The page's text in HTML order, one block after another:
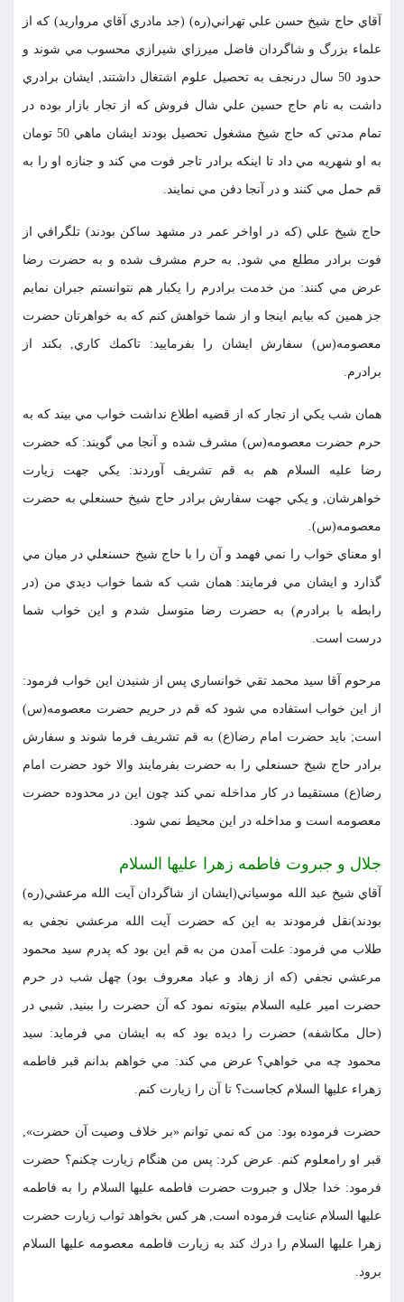
آقاي حاج شيخ حسن علي تهراني(ره) (جد مادري آقاي مرواريد) كه از
علماء بزرگ و شاگردان فاضل ميرزاي شيرازي محسوب مي شوند و
حدود 50 سال درنجف به تحصيل علوم اشتغال داشتند, ايشان برادري
داشت به نام حاج حسين علي شال فروش كه از تجار بازار بوده در
تمام مدتي كه حاج شيخ مشغول تحصيل بودند ايشان ماهي 50 تومان
به او شهريه مي داد تا اينكه برادر تاجر فوت مي كند و جنازه او را به
قم حمل مي كنند و در آنجا دفن مي نمايند.
حاج شيخ علي (كه در اواخر عمر در مشهد ساكن بودند) تلگرافي از
فوت برادر مطلع مي شود, به حرم مشرف شده و به حضرت رضا
عرض مي كنند: من خدمت برادرم را يكبار هم نتوانستم جبران نمايم
جز همين كه بيايم اينجا و از شما خواهش كنم كه به خواهرتان حضرت
معصومه(س) سفارش ايشان را بفرماييد: تاكمك كاري, بكند از
برادرم.
همان شب يكي از تجار كه از قضيه اطلاع نداشت خواب مي بيند كه به
حرم حضرت معصومه(س) مشرف شده و آنجا مي گويند: كه حضرت
رضا عليه السلام هم به قم تشريف آوردند: يكي جهت زيارت
خواهرشان, و يكي جهت سفارش برادر حاج شيخ حسنعلي به حضرت
معصومه(س).
او معناي خواب را نمي فهمد و آن را با حاج شيخ حسنعلي در ميان مي
گذارد و ايشان مي فرمايند: همان شب كه شما خواب ديدي من (در
رابطه با برادرم) به حضرت رضا متوسل شدم و اين خواب شما
درست است.
مرحوم آقا سيد محمد تقي خوانساري پس از شنيدن اين خواب فرمود:
از اين خواب استفاده مي شود كه قم در حريم حضرت معصومه(س)
است; بايد حضرت امام رضا(ع) به قم تشريف فرما شوند و سفارش
برادر حاج شيخ حسنعلي را به حضرت بفرمايند والا خود حضرت امام
رضا(ع) مستقيما در كار مداخله نمي كند چون اين در محدوده حضرت
معصومه است و مداخله در اين محيط نمي شود.
جلال و جبروت فاطمه زهرا عليها السلام
آقاي شيخ عبد الله موسياني(ايشان از شاگردان آيت الله مرعشي(ره)
بودند)نقل فرمودند به اين كه حضرت آيت الله مرعشي نجفي به
طلاب مي فرمود: علت آمدن من به قم اين بود كه پدرم سيد محمود
مرعشي نجفي (كه از زهاد و عباد معروف بود) چهل شب در حرم
حضرت امير عليه السلام بيتوته نمود كه آن حضرت را ببنيد, شبي در
(حال مكاشفه) حضرت را ديده بود كه به ايشان مي فرمايد: سيد
محمود چه مي خواهي؟ عرض مي كند: مي خواهم بدانم قبر فاطمه
زهراء عليها السلام كجاست؟ تا آن را زيارت كنم.
حضرت فرموده بود: من كه نمي توانم «بر خلاف وصيت آن حضرت»,
قبر او رامعلوم كنم. عرض كرد: پس من هنگام زيارت چكنم؟ حضرت
فرمود: خدا جلال و جبروت حضرت فاطمه عليها السلام را به فاطمه
عليها السلام عنايت فرموده است, هر كس بخواهد ثواب زيارت حضرت
زهرا عليها السلام را درك كند به زيارت فاطمه معصومه عليها السلام
برود.